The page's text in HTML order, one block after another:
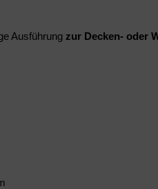
Ausführung zur Decken- oder